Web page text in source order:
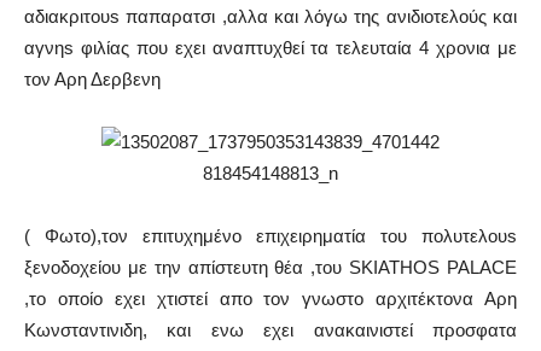
αδιακριτουs παπαρατσι ,αλλα και λόγω της ανιδιοτελούς και
αγνηs φιλίας που εχει αναπτυχθεί τα τελευταία 4 χρονια με
τον Αρη Δερβενη
( Φωτο),τον επιτυχημένο επιχειρηματία του πολυτελουs
ξενοδοχείου με την απίστευτη θέα ,του SKIATHOS PALACE
,το οποίο εχει χτιστεί απο τον γνωστο αρχιτέκτονα Αρη
Κωνσταντινιδη, και ενω εχει ανακαινιστεί προσφατα